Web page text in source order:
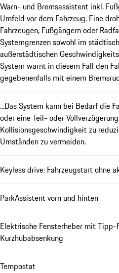
Warn- und Bremsassistent inkl.
Umfeld vor dem Fahrzeug. Eine
Fahrzeugen, Fußgängern oder
Systemgrenzen sowohl im
außerstädtischen
System warnt in diesem Fall den
gegebenenfalls mit einem
...Das System kann bei Bedarf die
oder eine Teil- oder
Kollisionsgeschwindigkeit zu
Umständen zu vermeiden.
Keyless drive: Fahrzeugstart ohne
ParkAssistent vorn und hinten
Elektrische Fensterheber mit Tipp-
Kurzhubabsenkung
Tempostat